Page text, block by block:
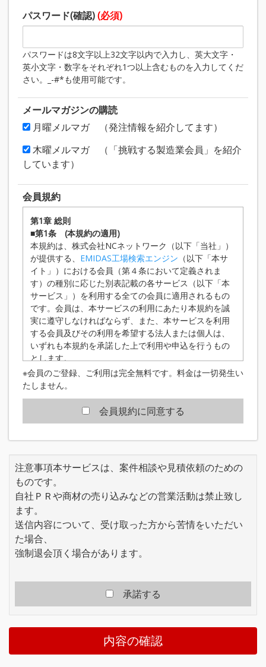
パスワード(確認)(必須)
パスワードは8文字以上32文字以内で入力し、英大文字・
英小文字・数字をそれぞれ1つ以上含むものを入力してくだ
さい。_-#*も使用可能です。
メールマガジンの購読
月曜メルマガ （発注情報を紹介してます）
木曜メルマガ （「挑戦する製造業会員」を紹介
しています）
会員規約
第1章 総則
■第1条 (本規約の適用)
本規約は、株式会社NCネットワーク（以下「当社」）
が提供する、 EMIDAS工場検索エンジン （以下「本サ
イト」）における会員（第４条において定義されま
す）の種別に応じた別表記載の各サービス（以下「本
サービス」）を利用する全ての会員に適用されるもの
です。会員は、本サービスの利用にあたり本規約を誠
実に遵守しなければならず、また、本サービスを利用
する会員及びその利用を希望する法人または個人は、
いずれも本規約を承諾した上で利用や申込を行うもの
とします。
■第2条 （規約の変更等）
当社は、状況の変化その他の相当の事由がある
員の一般の利益に適合するとき、またはその変
約を変更する旨、変更内容及び効力発生時期を
本サイトで通知または公表する方法により会員
に周知し、会員が本規約の変更後に本サービス
同意したものとみなします。
当社は、本規約の変更により会員に生じる損害
本サービスは、会員の氏名もしくは会社名また
は会社情報等を登録し、当社がインターネット
や発注等に役立てるものです。
会員は、本規約のほか当社が必要に応じて定め
る規約・規則にしたがって契約した内容に沿っ
※会員のご登録、ご利用は完全無料です。料金は一切発生い
たしません。
会員規約に同意する
注意事項本サービスは、案件相談や見積依頼のための
ものです。
自社ＰＲや商材の売り込みなどの営業活動は禁止致し
ます。
送信内容について、受け取った方から苦情をいただい
た場合、
強制退会頂く場合があります。
承諾する
内容の確認